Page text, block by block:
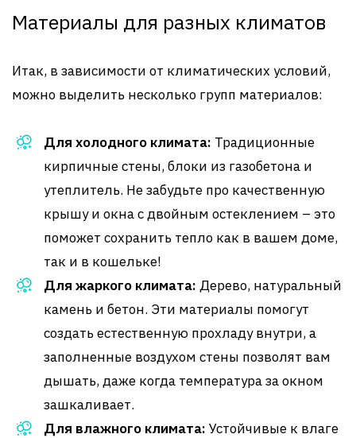
Материалы для разных климатов
Итак, в зависимости от климатических условий,
можно выделить несколько групп материалов:
Для холодного климата: Традиционные
кирпичные стены, блоки из газобетона и
утеплитель. Не забудьте про качественную
крышу и окна с двойным остеклением – это
поможет сохранить тепло как в вашем доме,
так и в кошельке!
Для жаркого климата: Дерево, натуральный
камень и бетон. Эти материалы помогут
создать естественную прохладу внутри, а
заполненные воздухом стены позволят вам
дышать, даже когда температура за окном
зашкаливает.
Для влажного климата: Устойчивые к влаге